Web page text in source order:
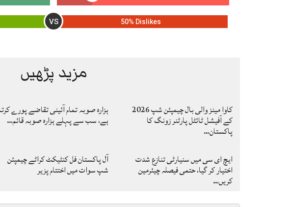
VS 50% Dislikes
مزید پڑھیں
ہزارہ صوبہ تمام آئینی تقاضے پورے کرتا
ہے، سب سے پہلے ہزارہ صوبہ قائم…
کاوا مینز والی بال چیمپئن شپ 2026
کے آفیشل ٹائٹل پارٹنر زونگ کا
پاکستان…
آل پاکستان فل کنٹیکٹ کراٹے چیمپئن
شپ سوات میں اختتام پزیر
ایچ ای سی میں سنیارٹی تنازع شدت
اختیار کر گیا، حتمی فیصلہ چیئرمین
کریں…